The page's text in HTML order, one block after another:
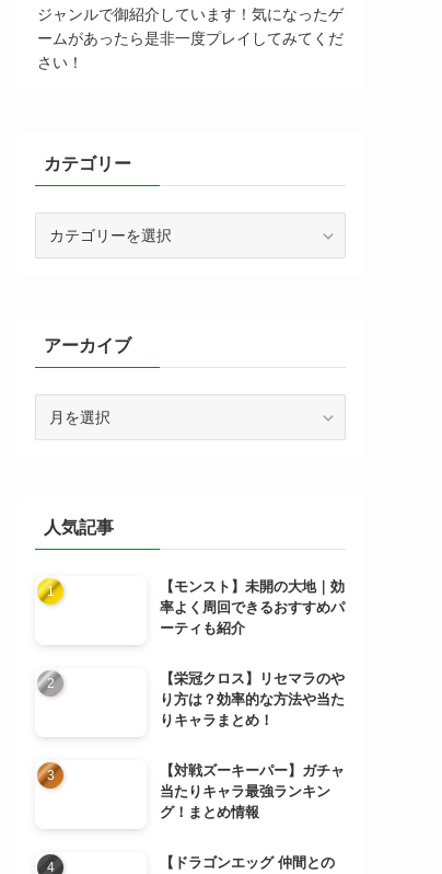
ジャンルで御紹介しています！気になったゲ
ームがあったら是非一度プレイしてみてくだ
さい！
カテゴリー
アーカイブ
人気記事
【モンスト】未開の大地｜効
率よく周回できるおすすめパ
ーティも紹介
【栄冠クロス】リセマラのや
り方は？効率的な方法や当た
りキャラまとめ！
【対戦ズーキーパー】ガチャ
当たりキャラ最強ランキン
グ！まとめ情報
【ドラゴンエッグ 仲間との